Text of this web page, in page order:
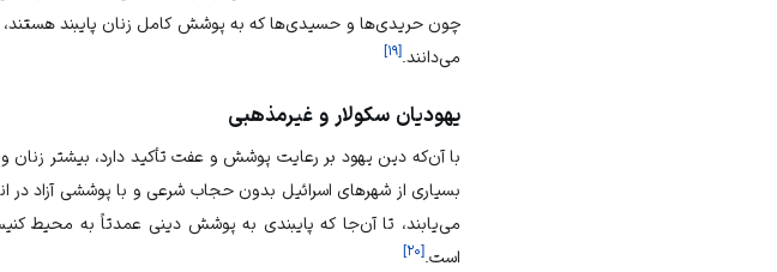
چون حریدی‌ها و حسیدی‌ها که به پوشش کامل زنان پایبند
می‌دانند. [۱۹]
یهودیان سکولار و غیرمذهبی
با آن‌که دین یهود بر رعایت پوشش و عفت تأکید دارد، بیشتر زنان
بسیاری از شهرهای اسرائیل بدون حجاب شرعی و با پوششی آزاد در
می‌یابند، تا آن‌جا که پایبندی به پوشش دینی عمدتاً به محیط
است. [۲۰]